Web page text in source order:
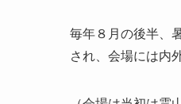
毎年８月の後半、
され、会場には内